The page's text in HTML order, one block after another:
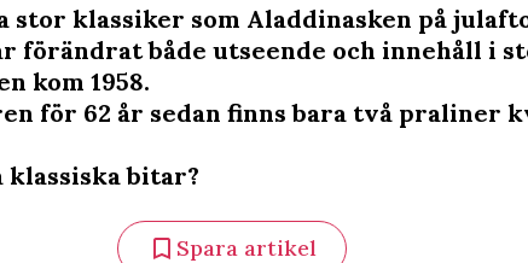
stor klassiker som Aladdinasken på
förändrat både utseende och innehåll i
kom 1958.
för 62 år sedan finns bara två praliner
klassiska bitar?
Spara artikel